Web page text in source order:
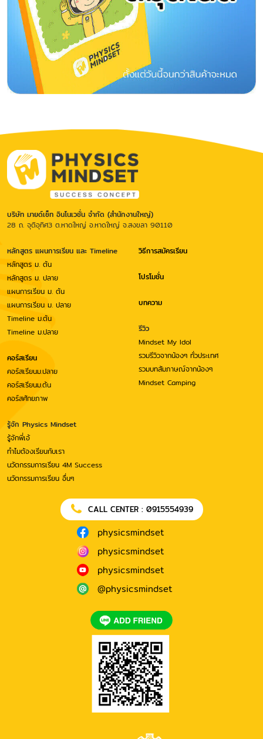
บริษัท มายด์เซ็ท อินโนเวชั่น จำกัด (สำนักงานใหญ่)
28 ถ. จุติอุทิศ3 ต.หาดใหญ่ อ.หาดใหญ่ จ.สงขลา 90110
หลักสูตร แผนการเรียน และ Timeline
หลักสูตร ม. ต้น
หลักสูตร ม. ปลาย
แผนการเรียน ม. ต้น
แผนการเรียน ม. ปลาย
Timeline ม.ต้น
Timeline ม.ปลาย
คอร์สเรียน
คอร์สเรียนม.ปลาย
คอร์สเรียนม.ต้น
คอร์สศักยภาพ
วิธีการสมัครเรียน
โปรโมชั่น
บทความ
รีวิว
Mindset My Idol
รวมรีวิวจากน้องๆ ทั่วประเทศ
รวมบทสัมภาษณ์จากน้องๆ
Mindset Camping
รู้จัก Physics Mindset
รู้จักพี่เอ้
ทำไมต้องเรียนกับเรา
นวัตกรรมการเรียน 4M Success
นวัตกรรมการเรียน อื่นๆ
CALL CENTER : 0915554939
physicsmindset
physicsmindset
physicsmindset
@physicsmindset